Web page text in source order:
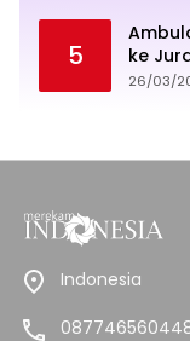
5
ke
26/03/
Indonesia